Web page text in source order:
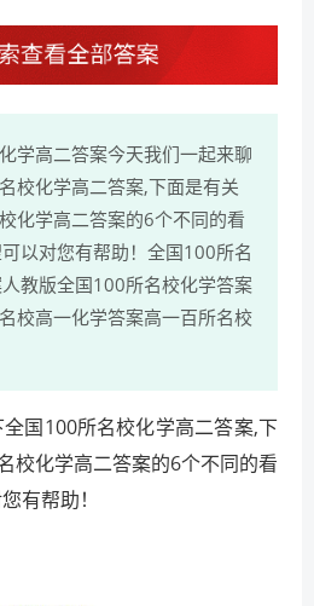
学高二答案今天我们一起来聊
校化学高二答案,下面是有关
化学高二答案的6个不同的看
以对您有帮助！全国100所名
教版全国100所名校化学答案
校高一化学答案高一百所名校
国100所名校化学高二答案,下
校化学高二答案的6个不同的看
有帮助！